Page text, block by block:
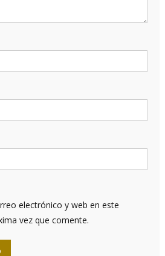
electrónico y web en este
vez que comente.